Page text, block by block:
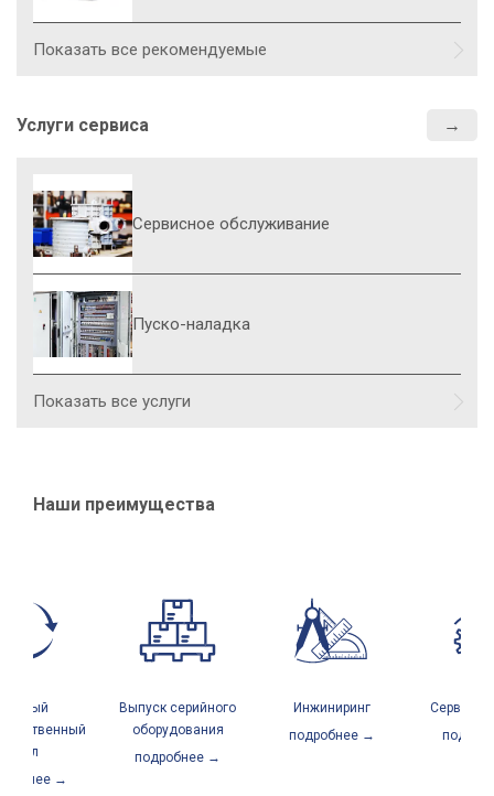
Показать все рекомендуемые
Услуги сервиса
Сервисное обслуживание
Пуско-наладка
Показать все услуги
Наши преимущества
→
Выпуск серийного
оборудования
подробнее →
Инжиниринг
подробнее →
Сервисный